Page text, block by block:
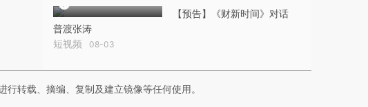
【预告】《财新时间》对话
普渡张涛
短视频 08-03
转载、摘编、复制及建立镜像等任何使用。